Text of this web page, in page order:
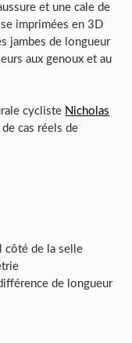
et une cale de
imprimées en 3D
jambes de longueur
aux genoux et au
cycliste Nicholas
cas réels de
côté de la selle
de longueur